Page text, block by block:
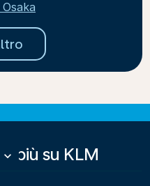
Di più su KLM
keyboard_arrow_down